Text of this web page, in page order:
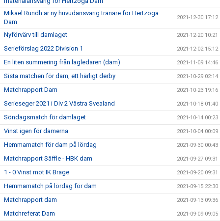
Mikael Rundh är ny huvudansvarig tränare för Hertzöga
Dam
2021-12-30 17:12
Nyförvärv till damlaget 2021-12-20 10:21
Serieförslag 2022 Division 1 2021-12-02 15:12
En liten summering från lagledaren (dam) 2021-11-09 14:46
Sista matchen för dam, ett härligt derby 2021-10-29 02:14
Matchrapport Dam 2021-10-23 19:16
Serieseger 2021 i Div 2 Västra Svealand 2021-10-18 01:40
Söndagsmatch för damlaget 2021-10-14 00:23
Vinst igen för damerna 2021-10-04 00:09
Hemmamatch för dam på lördag 2021-09-30 00:43
Matchrapport Säffle - HBK dam 2021-09-27 09:31
1 - 0 Vinst mot IK Brage 2021-09-20 09:31
Hemmamatch på lördag för dam 2021-09-15 22:30
Matchrapport dam 2021-09-13 09:36
Matchreferat Dam 2021-09-09 09:05